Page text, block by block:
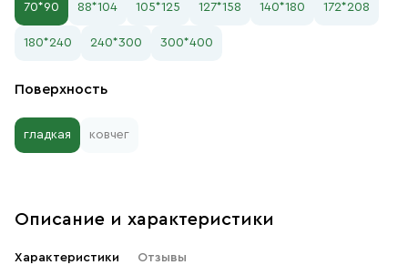
70*90 88*104 105*125 127*158 140*180 172*208
180*240 240*300 300*400
Поверхность
гладкая ковчег
Описание и характеристики
Характеристики Отзывы